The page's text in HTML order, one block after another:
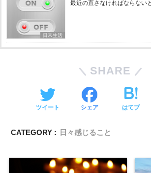
日常生活
最近の直さなければならない
SHARE
ツイート シェア はてブ
CATEGORY : 日々感じること